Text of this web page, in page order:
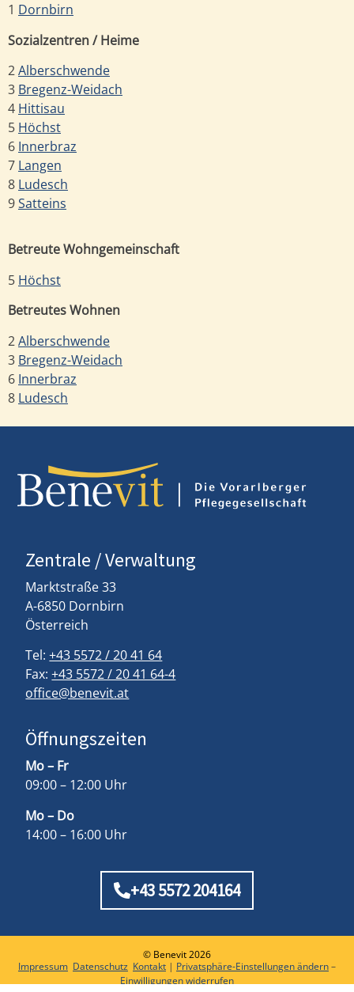
1 Dornbirn
Sozialzentren / Heime
2Alberschwende
3 Bregenz-Weidach
4 Hittisau
5 Höchst
6 Innerbraz
7 Langen
8 Ludesch
9Satteins
Betreute Wohngemeinschaft
5 Höchst
Betreutes Wohnen
2Alberschwende
3 Bregenz-Weidach
6 Innerbraz
8 Ludesch
Zentrale / Verwaltung
Marktstraße 33
A-6850 Dornbirn
Österreich
Tel:+43 5572 / 20 41 64
Fax:+43 5572 / 20 41 64-4
office@benevit.at
Öffnungszeiten
Mo – Fr
09:00 – 12:00 Uhr
Mo – Do
14:00 – 16:00 Uhr
+43 5572 204164
© Benevit 2026
Impressum Datenschutz Kontakt | Privatsphäre-Einstellungen ändern–
Einwilligungen widerrufen